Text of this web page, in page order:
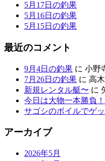
5月17日の釣果
5月16日の釣果
5月15日の釣果
最近のコメント
9月4日の釣果 に 小野
7月26日の釣果 に 高
新規レンタル艇〜 に
今日は大物一本勝負！
サゴシのボイルでゲ
アーカイブ
2026年5月